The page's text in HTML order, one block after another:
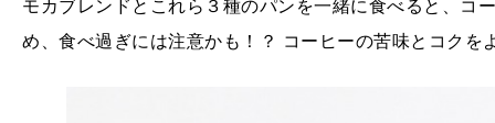
モカブレンドとこれら３種のパンを一緒に食べると、コ
め、食べ過ぎには注意かも！？ コーヒーの苦味とコク